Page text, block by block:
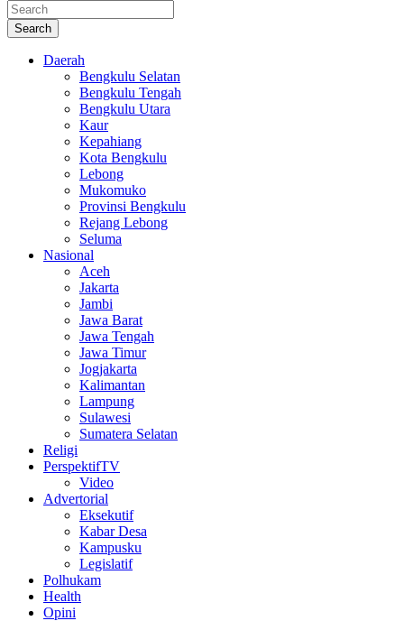
Search
Daerah
Bengkulu Selatan
Bengkulu Tengah
Bengkulu Utara
Kaur
Kepahiang
Kota Bengkulu
Lebong
Mukomuko
Provinsi Bengkulu
Rejang Lebong
Seluma
Nasional
Aceh
Jakarta
Jambi
Jawa Barat
Jawa Tengah
Jawa Timur
Jogjakarta
Kalimantan
Lampung
Sulawesi
Sumatera Selatan
Religi
PerspektifTV
Video
Advertorial
Eksekutif
Kabar Desa
Kampusku
Legislatif
Polhukam
Health
Opini